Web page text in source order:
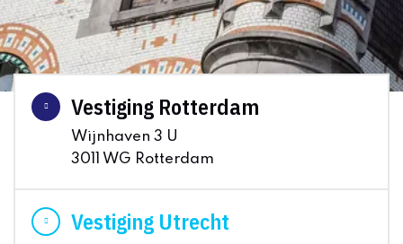
Vestiging Rotterdam
Wijnhaven 3 U
3011 WG Rotterdam
Vestiging Utrecht